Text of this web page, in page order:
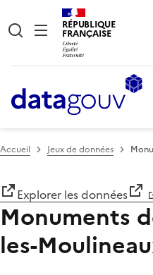
RÉPUBLIQUE
FRANÇAISE
Accueil Jeux de données
Explorer les données
Monuments
les-